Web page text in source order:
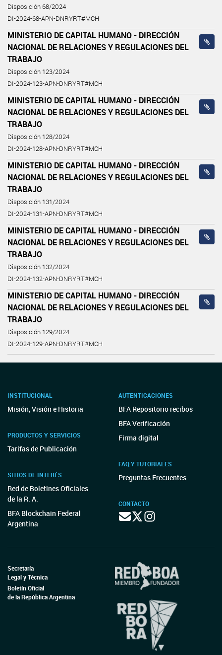
Disposición 68/2024
DI-2024-68-APN-DNRYRT#MCH
MINISTERIO DE CAPITAL HUMANO - DIRECCIÓN
NACIONAL DE RELACIONES Y REGULACIONES DEL
TRABAJO
Disposición 123/2024
DI-2024-123-APN-DNRYRT#MCH
MINISTERIO DE CAPITAL HUMANO - DIRECCIÓN
NACIONAL DE RELACIONES Y REGULACIONES DEL
TRABAJO
Disposición 128/2024
DI-2024-128-APN-DNRYRT#MCH
MINISTERIO DE CAPITAL HUMANO - DIRECCIÓN
NACIONAL DE RELACIONES Y REGULACIONES DEL
TRABAJO
Disposición 131/2024
DI-2024-131-APN-DNRYRT#MCH
MINISTERIO DE CAPITAL HUMANO - DIRECCIÓN
NACIONAL DE RELACIONES Y REGULACIONES DEL
TRABAJO
Disposición 132/2024
DI-2024-132-APN-DNRYRT#MCH
MINISTERIO DE CAPITAL HUMANO - DIRECCIÓN
NACIONAL DE RELACIONES Y REGULACIONES DEL
TRABAJO
Disposición 129/2024
DI-2024-129-APN-DNRYRT#MCH
INSTITUCIONAL
Misión, Visión e Historia
PRODUCTOS Y SERVICIOS
Tarifas de Publicación
SITIOS DE INTERÉS
Red de Boletines Oficiales
de la R. A.
BFA Blockchain Federal
Argentina
AUTENTICACIONES
BFA Repositorio recibos
BFA Verificación
Firma digital
FAQ Y TUTORIALES
Preguntas Frecuentes
CONTACTO
Secretaría
Legal y Técnica
Boletín Oficial
de la República Argentina